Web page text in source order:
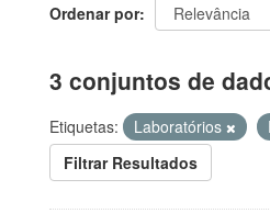
Ordenar por
3 conjuntos de
Etiquetas: Laboratórios
Filtrar Resultados